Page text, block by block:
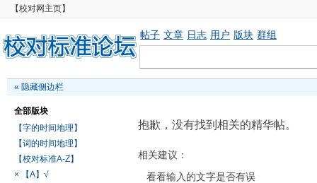
【校对网主页】
帖子 文章 日志 用户 版块 群组
« 隐藏侧边栏
全部版块
【字的时间地理】
【词的时间地理】
【校对标准A-Z】
× 【A】√
抱歉，没有找到相关的精华帖。
相关建议：
看看输入的文字是否有误